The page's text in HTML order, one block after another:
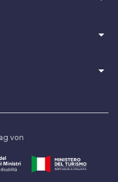
arrow_drop_down
arrow_drop_down
von